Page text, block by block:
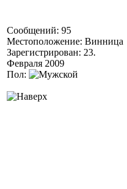
Сообщений: 95
Местоположение: Винница
Зарегистрирован: 23.
Февраля 2009
Пол: